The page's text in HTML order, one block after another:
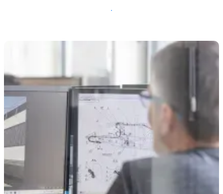
Contacter un expert